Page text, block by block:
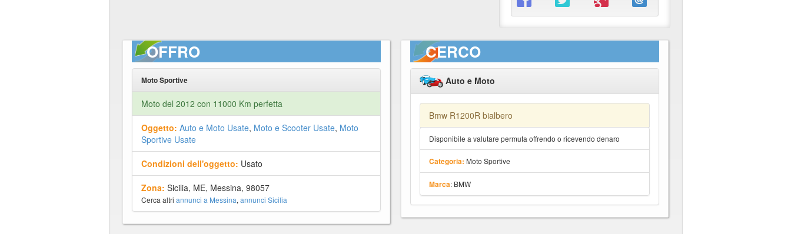
OFFRO
Moto Sportive
Moto del 2012 con 11000 Km perfetta
Oggetto: Auto e Moto Usate, Moto e Scooter Usate, Moto
Sportive Usate
Condizioni dell'oggetto: Usato
Zona: Sicilia, ME, Messina, 98057
Cerca altri annunci a Messina, annunci Sicilia
CERCO
Auto e Moto
Bmw R1200R bialbero
Disponibile a valutare permuta offrendo o ricevendo denaro
Categoria: Moto Sportive
Marca: BMW